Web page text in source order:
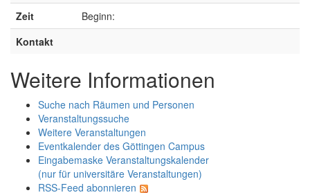
Zeit
Beginn:
Kontakt
Weitere Informationen
Suche nach Räumen und Personen
Veranstaltungssuche
Weitere Veranstaltungen
Eventkalender des Göttingen Campus
Eingabemaske Veranstaltungskalender
(nur für universitäre Veranstaltungen)
RSS-Feed abonnieren